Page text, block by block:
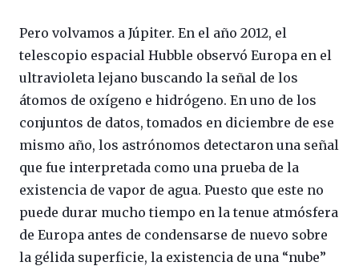
Pero volvamos a Júpiter. En el año 2012, el
telescopio espacial Hubble observó Europa en el
ultravioleta lejano buscando la señal de los
átomos de oxígeno e hidrógeno. En uno de los
conjuntos de datos, tomados en diciembre de ese
mismo año, los astrónomos detectaron una señal
que fue interpretada como una prueba de la
existencia de vapor de agua. Puesto que este no
puede durar mucho tiempo en la tenue atmósfera
de Europa antes de condensarse de nuevo sobre
la gélida superficie, la existencia de una “nube”